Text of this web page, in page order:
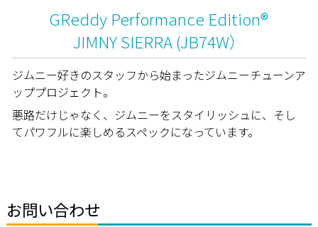
GReddy Performance Edition®
JIMNY SIERRA (JB74W）
ジムニー好きのスタッフから始まったジムニーチューンア
ッププロジェクト。
悪路だけじゃなく、ジムニーをスタイリッシュに、そし
てパワフルに楽しめるスペックになっています。
お問い合わせ